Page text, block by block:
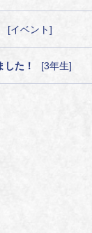
イベント
た！ 3年生